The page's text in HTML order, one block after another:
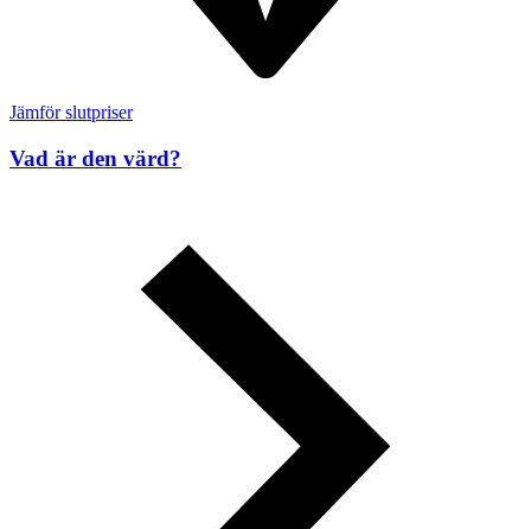
Jämför slutpriser
Vad är den värd?